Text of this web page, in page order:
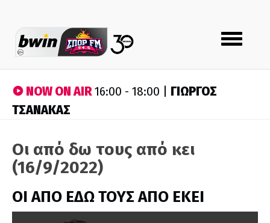
Toggle
navigation
NOW ON AIR16:00 - 18:00 | ΓΙΩΡΓΟΣ
ΤΣΑΝΑΚΑΣ
Οι από δω τους από κει
(16/9/2022)
ΟΙ ΑΠΟ ΕΔΩ ΤΟΥΣ ΑΠΟ ΕΚΕΙ